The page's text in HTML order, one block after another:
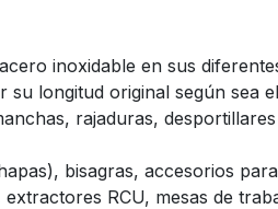
inoxidable en sus
su longitud original según sea
rajaduras,
bisagras, accesorios
RCU, mesas de